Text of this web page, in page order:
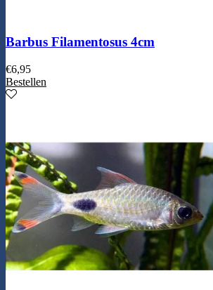
Barbus Filamentosus 4cm
€6,95
Bestellen